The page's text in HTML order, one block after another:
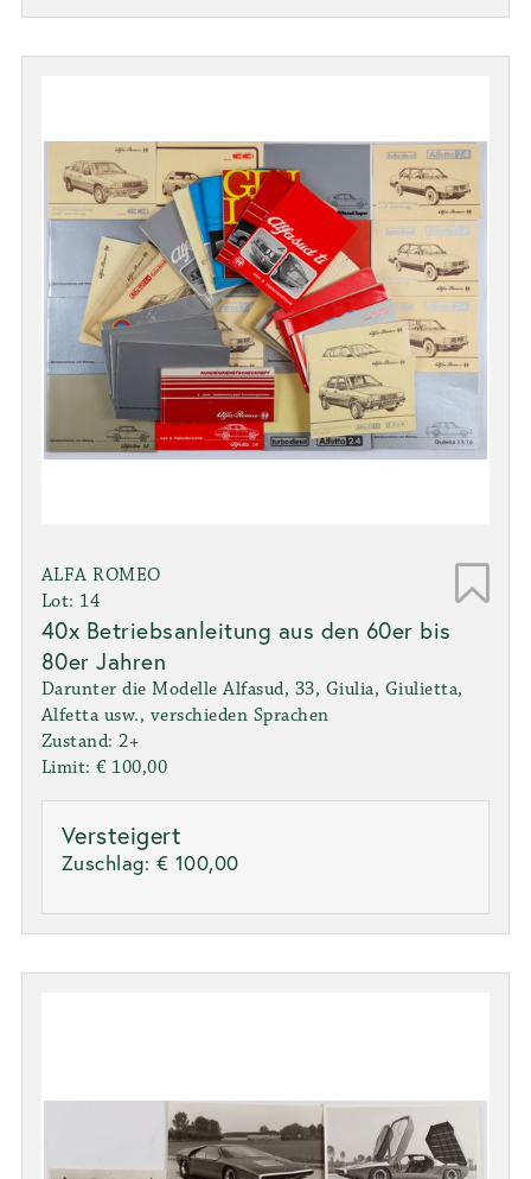
ALFA ROMEO
Lot: 14
40x Betriebsanleitung aus den 60er bis
80er Jahren
Darunter die Modelle Alfasud, 33, Giulia, Giulietta,
Alfetta usw., verschieden Sprachen
Zustand: 2+
Limit: € 100,00
Versteigert
Zuschlag: € 100,00